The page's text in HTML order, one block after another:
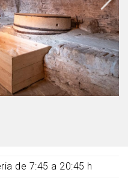
de 7:45 a 20:45 h